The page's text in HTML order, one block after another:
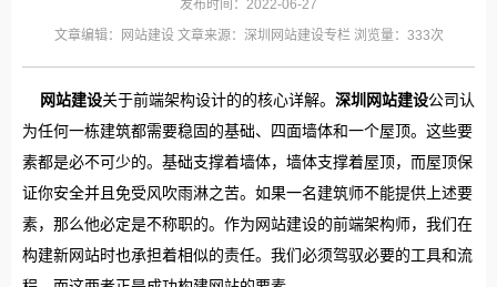
发布时间：2022-06-27
文章编辑：
网站建设文章来源： 深圳网站建设专栏浏览量： 333次
网站建设关于前端架构设计的的核心详解。 深圳网站建设公司认
为任何一栋建筑都需要稳固的基础、四面墙体和一个屋顶。这些要
素都是必不可少的。基础支撑着墙体，墙体支撑着屋顶，而屋顶保
证你安全并且免受风吹雨淋之苦。如果一名建筑师不能提供上述要
素，那么他必定是不称职的。作为网站建设的前端架构师，我们在
构建新网站时也承担着相似的责任。我们必须驾驭必要的工具和流